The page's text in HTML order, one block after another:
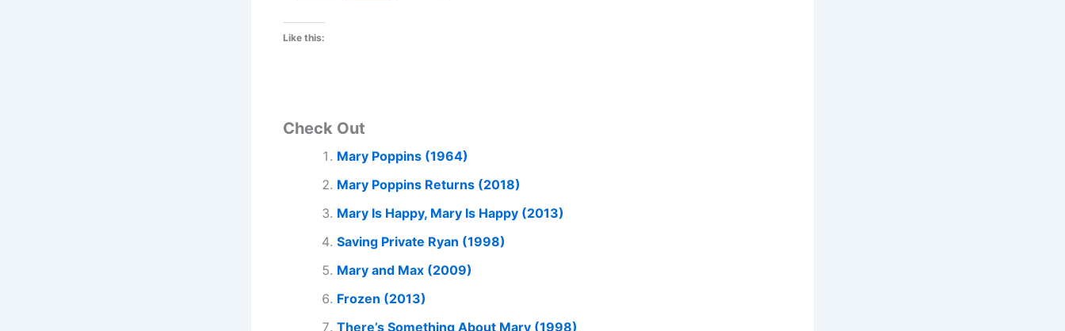
Like this:
Check Out
Mary Poppins (1964)
Mary Poppins Returns (2018)
Mary Is Happy, Mary Is Happy (2013)
Saving Private Ryan (1998)
Mary and Max (2009)
Frozen (2013)
There’s Something About Mary (1998)